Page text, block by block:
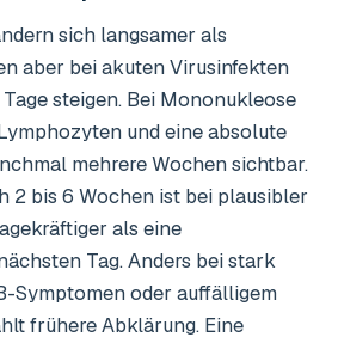
sich langsamer als
aber bei akuten Virusinfekten
steigen. Bei Mononukleose
und eine absolute
mehrere Wochen sichtbar.
2 bis 6 Wochen ist bei plausibler
als eine
Tag. Anders bei stark
Symptomen oder auffälligem
frühere Abklärung. Eine